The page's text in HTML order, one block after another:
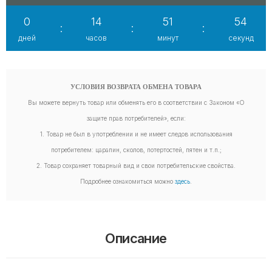
0
дней
:
14
часов
:
51
минут
:
53
секунд
УСЛОВИЯ ВОЗВРАТА ОБМЕНА ТОВАРА
Вы можете вернуть товар или обменять его в соответствии с Законом «О
защите прав потребителей», если:
1. Товар не был в употреблении и не имеет следов использования
потребителем: царапин, сколов, потертостей, пятен и т.п.;
2. Товар сохраняет товарный вид и свои потребительские свойства.
Подробнее ознакомиться можно здесь
Описание